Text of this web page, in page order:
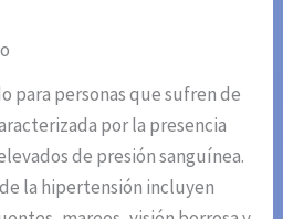
para personas que sufren de
por la presencia
de presión sanguínea.
la hipertensión incluyen